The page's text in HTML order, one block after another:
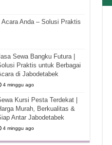
Anda – Solusi Praktis
Sewa Bangku Futura |
Praktis untuk Berbagai
di Jabodetabek
4 minggu ago
Kursi Pesta Terdekat |
Murah, Berkualitas &
Antar Jabodetabek
4 minggu ago